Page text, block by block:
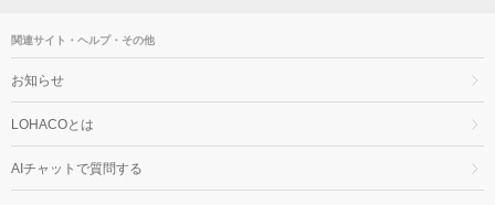
関連サイト・ヘルプ・その他
お知らせ
LOHACOとは
AIチャットで質問する